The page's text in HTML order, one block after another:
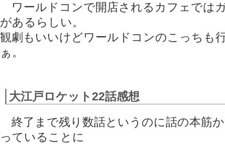
ワールドコンで開店されるカフェでは
があるらしい。
観劇もいいけどワールドコンのこっちも
ぁ。
大江戸ロケット22話感想
終了まで残り数話というのに話の本筋
っていることに